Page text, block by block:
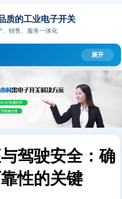
质的工业电子开关
、销售、服务一体化
驾驶安全：确
性的关键